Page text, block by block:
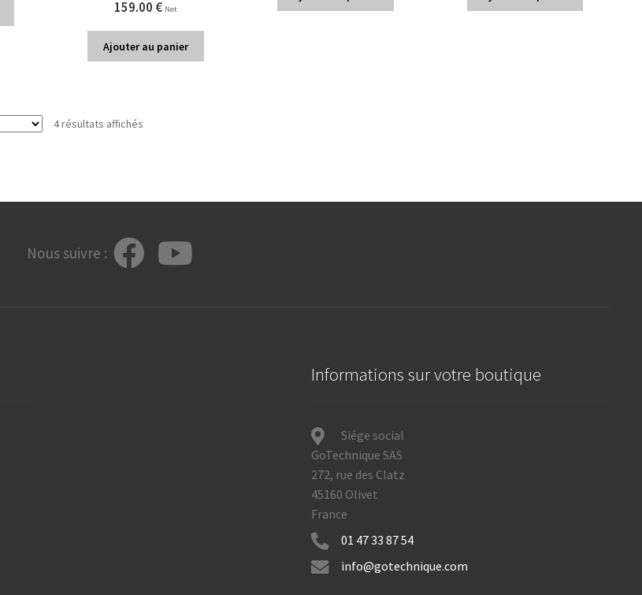
159.00 € Net
Ajouter au panier
4 résultats affichés
Nous suivre :
Informations sur votre boutique
Siége social
GoTechnique SAS
272, rue des Clatz
45160 Olivet
France
01 47 33 87 54
info@gotechnique.com